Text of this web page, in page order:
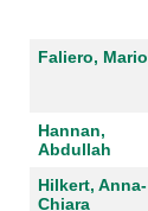
Faliero, Mario
Hannan,
Abdullah
Hilkert, Anna-
Chiara